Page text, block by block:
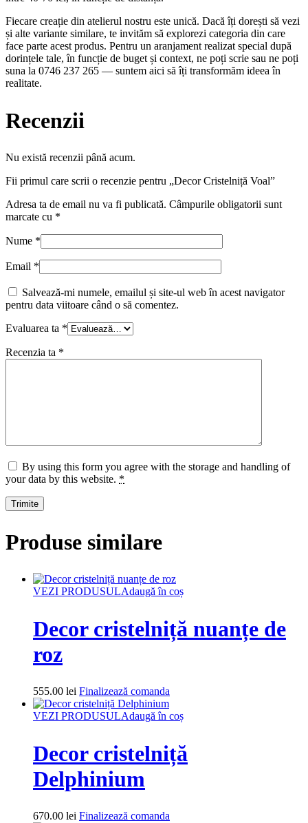
Fiecare creație din atelierul nostru este unică. Dacă îți dorești să vezi
și alte variante similare, te invităm să explorezi categoria din care
face parte acest produs. Pentru un aranjament realizat special după
dorințele tale, în funcție de buget și context, ne poți scrie sau ne poți
suna la 0746 237 265 — suntem aici să îți transformăm ideea în
realitate.
Recenzii
Nu există recenzii până acum.
Fii primul care scrii o recenzie pentru „Decor Cristelniță Voal”
Adresa ta de email nu va fi publicată. Câmpurile obligatorii sunt
marcate cu *
Nume *
Email *
Salvează-mi numele, emailul și site-ul web în acest navigator
pentru data viitoare când o să comentez.
Evaluarea ta *
Recenzia ta *
By using this form you agree with the storage and handling of
your data by this website. *
Produse similare
VEZI PRODUSULAdaugă în coș
Decor cristelniță nuanțe de
roz
555.00 lei Finalizează comanda
VEZI PRODUSULAdaugă în coș
Decor cristelniță
Delphinium
670.00 lei Finalizează comanda